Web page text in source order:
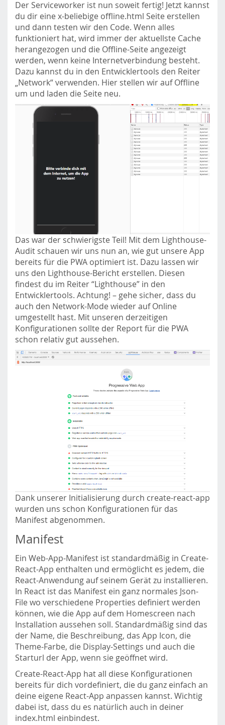
Der Serviceworker ist nun soweit fertig! Jetzt kannst
du dir eine x-beliebige offline.html Seite erstellen
und dann testen wir den Code. Wenn alles
funktioniert hat, wird immer der aktuellste Cache
herangezogen und die Offline-Seite angezeigt
werden, wenn keine Internetverbindung besteht.
Dazu kannst du in den Entwicklertools den Reiter
„Network“ verwenden. Hier stellen wir auf Offline
um und laden die Seite neu.
Das war der schwierigste Teil! Mit dem Lighthouse-
Audit schauen wir uns nun an, wie gut unsere App
bereits für die PWA optimiert ist. Dazu lassen wir
uns den Lighthouse-Bericht erstellen. Diesen
findest du im Reiter “Lighthouse” in den
Entwicklertools. Achtung! – gehe sicher, dass du
auch den Network-Mode wieder auf Online
umgestellt hast. Mit unseren derzeitigen
Konfigurationen sollte der Report für die PWA
schon relativ gut aussehen.
Dank unserer Initialisierung durch create-react-app
wurden uns schon Konfigurationen für das
Manifest abgenommen.
Manifest
Ein Web-App-Manifest ist standardmäßig in Create-
React-App enthalten und ermöglicht es jedem, die
React-Anwendung auf seinem Gerät zu installieren.
In React ist das Manifest ein ganz normales Json-
File wo verschiedene Properties definiert werden
können, wie die App auf dem Homescreen nach
Installation aussehen soll. Standardmäßig sind das
der Name, die Beschreibung, das App Icon, die
Theme-Farbe, die Display-Settings und auch die
Starturl der App, wenn sie geöffnet wird.
Create-React-App hat all diese Konfigurationen
bereits für dich vordefiniert, die du ganz einfach an
deine eigene React-App anpassen kannst. Wichtig
dabei ist, dass du es natürlich auch in deiner
index.html einbindest.